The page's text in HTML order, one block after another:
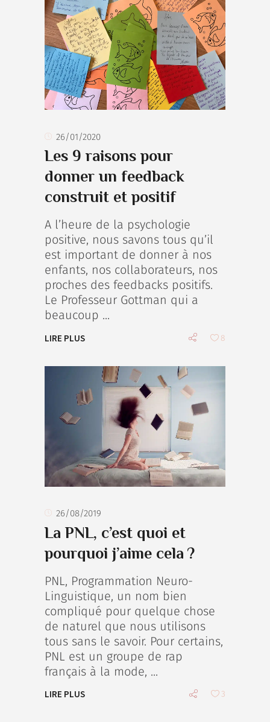
26/01/2020
Les 9 raisons pour
donner un feedback
construit et positif
A l’heure de la psychologie
positive, nous savons tous qu’il
est important de donner à nos
enfants, nos collaborateurs, nos
proches des feedbacks positifs.
Le Professeur Gottman qui a
beaucoup
LIRE PLUS 8
26/08/2019
La PNL, c’est quoi et
pourquoi j’aime cela ?
PNL, Programmation Neuro-
Linguistique, un nom bien
compliqué pour quelque chose
de naturel que nous utilisons
tous sans le savoir. Pour certains,
PNL est un groupe de rap
français à la mode,
LIRE PLUS 3